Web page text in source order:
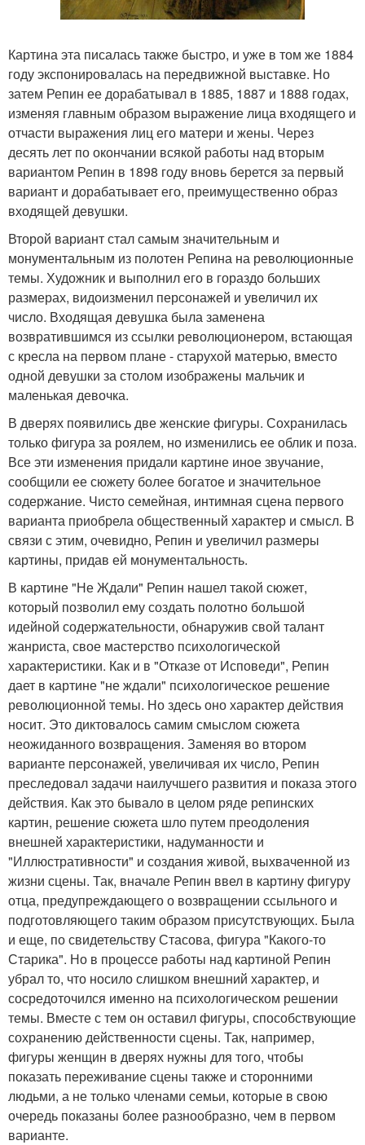
Картина эта писалась также быстро, и уже в том же 1884
году экспонировалась на передвижной выставке. Но
затем Репин ее дорабатывал в 1885, 1887 и 1888 годах,
изменяя главным образом выражение лица входящего и
отчасти выражения лиц его матери и жены. Через
десять лет по окончании всякой работы над вторым
вариантом Репин в 1898 году вновь берется за первый
вариант и дорабатывает его, преимущественно образ
входящей девушки.
Второй вариант стал самым значительным и
монументальным из полотен Репина на революционные
темы. Художник и выполнил его в гораздо больших
размерах, видоизменил персонажей и увеличил их
число. Входящая девушка была заменена
возвратившимся из ссылки революционером, встающая
с кресла на первом плане - старухой матерью, вместо
одной девушки за столом изображены мальчик и
маленькая девочка.
В дверях появились две женские фигуры. Сохранилась
только фигура за роялем, но изменились ее облик и поза.
Все эти изменения придали картине иное звучание,
сообщили ее сюжету более богатое и значительное
содержание. Чисто семейная, интимная сцена первого
варианта приобрела общественный характер и смысл. В
связи с этим, очевидно, Репин и увеличил размеры
картины, придав ей монументальность.
В картине "Не Ждали" Репин нашел такой сюжет,
который позволил ему создать полотно большой
идейной содержательности, обнаружив свой талант
жанриста, свое мастерство психологической
характеристики. Как и в "Отказе от Исповеди", Репин
дает в картине "не ждали" психологическое решение
революционной темы. Но здесь оно характер действия
носит. Это диктовалось самим смыслом сюжета
неожиданного возвращения. Заменяя во втором
варианте персонажей, увеличивая их число, Репин
преследовал задачи наилучшего развития и показа этого
действия. Как это бывало в целом ряде репинских
картин, решение сюжета шло путем преодоления
внешней характеристики, надуманности и
"Иллюстративности" и создания живой, выхваченной из
жизни сцены. Так, вначале Репин ввел в картину фигуру
отца, предупреждающего о возвращении ссыльного и
подготовляющего таким образом присутствующих. Была
и еще, по свидетельству Стасова, фигура "Какого-то
Старика". Но в процессе работы над картиной Репин
убрал то, что носило слишком внешний характер, и
сосредоточился именно на психологическом решении
темы. Вместе с тем он оставил фигуры, способствующие
сохранению действенности сцены. Так, например,
фигуры женщин в дверях нужны для того, чтобы
показать переживание сцены также и сторонними
людьми, а не только членами семьи, которые в свою
очередь показаны более разнообразно, чем в первом
варианте.